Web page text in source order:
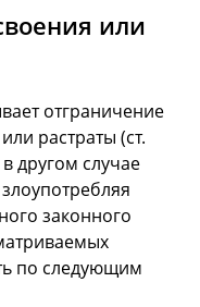
или
отграничение
растраты (ст.
другом случае
законного
по следующим